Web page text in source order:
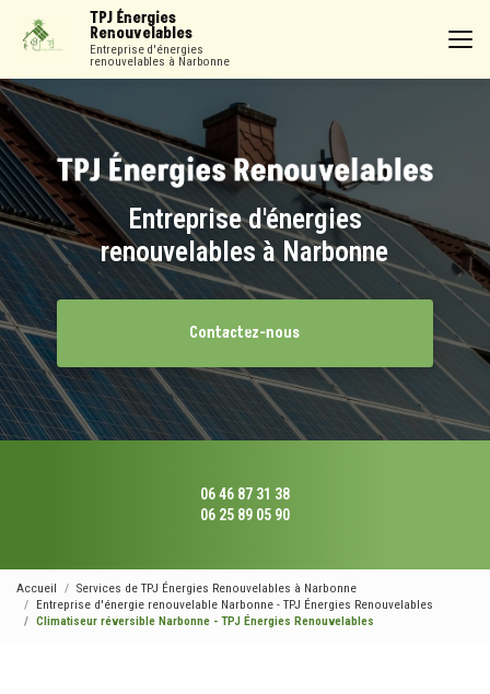
contenu
TPJ Énergies
Renouvelables
Entreprise d'énergies
renouvelables à Narbonne
Entreprise d'énergies
renouvelables à Narbonne
Contactez-nous
06 46 87 31 38
06 25 89 05 90
Accueil
Services de TPJ Énergies Renouvelables à Narbonne
Entreprise d'énergie renouvelable Narbonne - TPJ Énergies Renouvelables
Climatiseur réversible Narbonne - TPJ Énergies Renouvelables